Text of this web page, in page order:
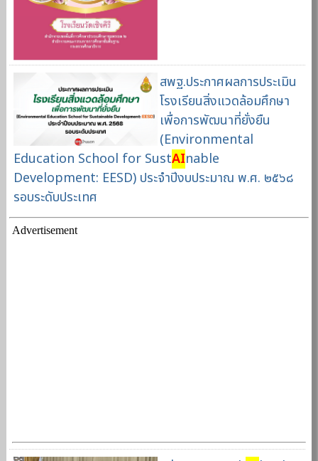
สพฐ.ประกาศผลการประเมิน
โรงเรียนสิ่งแวดล้อมศึกษา
เพื่อการพัฒนาที่ยั่งยืน
(Environmental
Education School for SustAInable
Development: EESD) ประจำปีงบประมาณ พ.ศ. ๒๕๖๘
รอบระดับประเทศ
Advertisement